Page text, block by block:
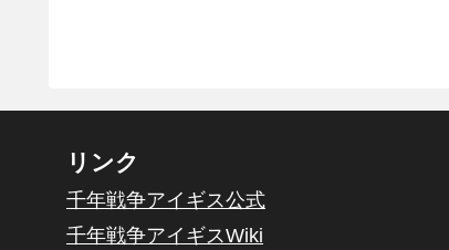
リンク
千年戦争アイギス公式
千年戦争アイギスWiki